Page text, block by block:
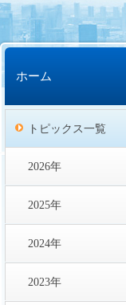
ホーム
トピックス一覧
2026年
2025年
2024年
2023年